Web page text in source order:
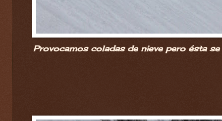
Provocamos coladas de nieve pero ésta